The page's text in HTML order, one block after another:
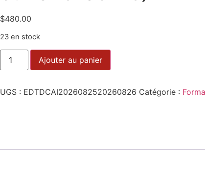
$480.00
23 en stock
Ajouter au panier
UGS : EDTDCAI2026082520260826 Catégorie :